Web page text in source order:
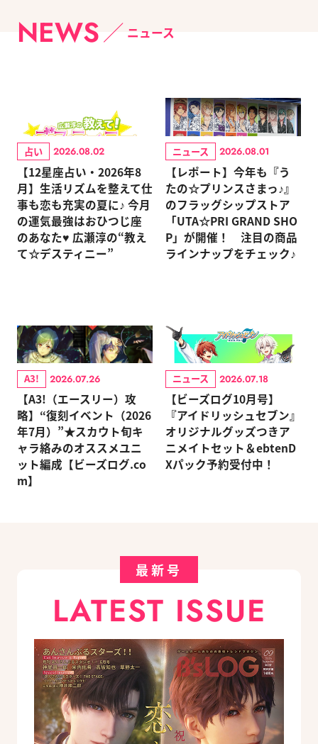
NEWS ニュース
占い 2026.08.02
【12星座占い・2026年8
月】生活リズムを整えて仕
事も恋も充実の夏に♪ 今月
の運気最強はおひつじ座
のあなた♥ 広瀬淳の“教え
て☆デスティニー”
ニュース 2026.08.01
【レポート】今年も『う
たの☆プリンスさまっ♪』
のフラッグシップストア
「UTA☆PRI GRAND SHO
P」が開催！ 注目の商品
ラインナップをチェック♪
A3! 2026.07.26
【A3!（エースリー）攻
略】“復刻イベント（2026
年7月）”★スカウト旬キ
ャラ絡みのオススメユニ
ット編成【ビーズログ.co
m】
ニュース 2026.07.18
【ビーズログ10月号】
『アイドリッシュセブン』
オリジナルグッズつきア
ニメイトセット＆ebtenD
Xパック予約受付中！
最新号
LATEST ISSUE